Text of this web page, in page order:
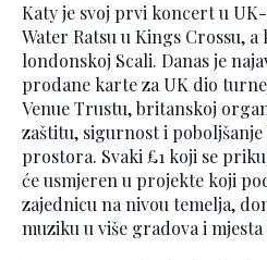
Katy je svoj prvi koncert u
Water Ratsu u Kings Crossu,
londonskoj Scali. Danas je
prodane karte za UK dio
Venue Trustu, britanskoj
zaštitu, sigurnost i
prostora. Svaki £1 koji se
će usmjeren u projekte koji
zajednicu na nivou temelja,
muziku u više gradova i